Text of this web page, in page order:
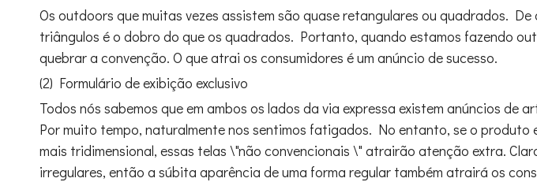
Os outdoors que muitas vezes assistem são quase retangulares ou quadrados.
triângulos é o dobro do que os quadrados. Portanto, quando estamos fazendo
quebrar a convenção. O que atrai os consumidores é um anúncio de sucesso.
(2) Formulário de exibição exclusivo
Todos nós sabemos que em ambos os lados da via expressa existem anúncios de
Por muito tempo, naturalmente nos sentimos fatigados. No entanto, se o produto
mais tridimensional, essas telas \"não convencionais \" atrairão atenção extra.
irregulares, então a súbita aparência de uma forma regular também atrairá os